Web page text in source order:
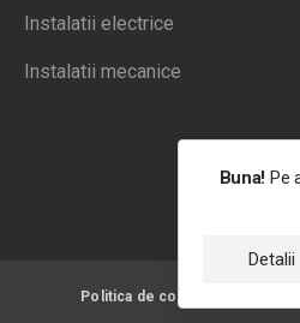
Instalatii electrice
Instalatii mecanice
Politica de confidentialitate
Buna! Pe
Detalii